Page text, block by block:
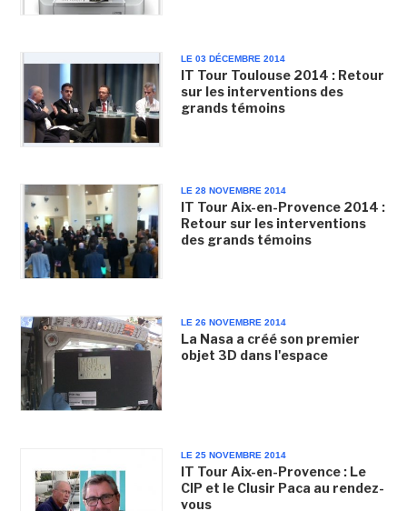
LE 03 DÉCEMBRE 2014
IT Tour Toulouse 2014 : Retour
sur les interventions des
grands témoins
LE 28 NOVEMBRE 2014
IT Tour Aix-en-Provence 2014 :
Retour sur les interventions
des grands témoins
LE 26 NOVEMBRE 2014
La Nasa a créé son premier
objet 3D dans l'espace
LE 25 NOVEMBRE 2014
IT Tour Aix-en-Provence : Le
CIP et le Clusir Paca au rendez-
vous